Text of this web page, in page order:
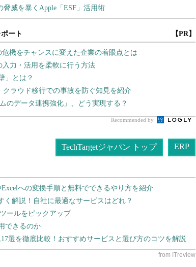
ート 【PR】
機をチャンスに変えた企業の着眼点とは
入力・活用を柔軟に行う方法
」とは？
クラウド移行での事故を防ぐ知見を紹介
のデータ連携強化」、どう実現する？
Recommended by
TechTargetジャパン トップ ERP
への変換手順と無料でできるやり方を紹介
く解説！自社に最適なサービスはどれ？
ールをピックアップ
できるのか
選を徹底比較！おすすめサービスと選び方のコツを解説